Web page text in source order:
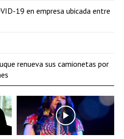
19 en empresa ubicada entre
renueva sus camionetas por